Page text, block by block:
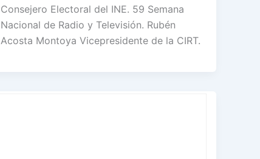
Consejero Electoral del INE. 59 Semana
Nacional de Radio y Televisión. Rubén
Acosta Montoya Vicepresidente de la CIRT.